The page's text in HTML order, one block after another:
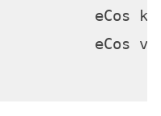
eCos kernel